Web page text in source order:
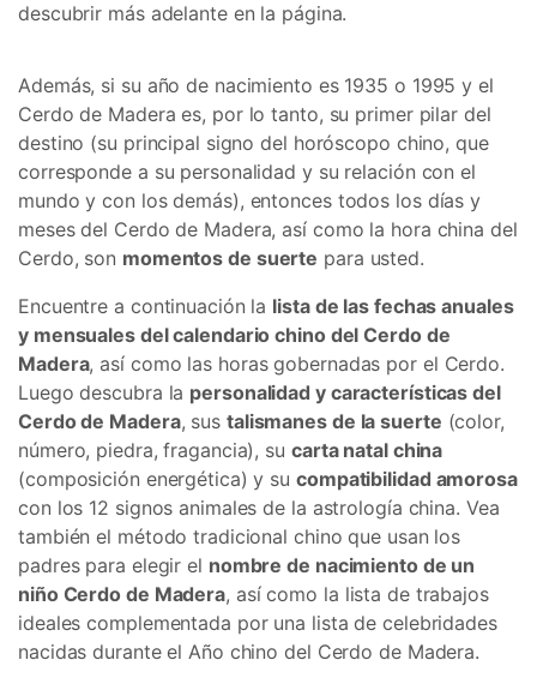
descubrir más adelante en la página.
Además, si su año de nacimiento es 1935 o 1995 y el
Cerdo de Madera es, por lo tanto, su primer pilar del
destino (su principal signo del horóscopo chino, que
corresponde a su personalidad y su relación con el
mundo y con los demás), entonces todos los días y
meses del Cerdo de Madera, así como la hora china del
Cerdo, son momentos de suerte para usted.
Encuentre a continuación la lista de las fechas anuales
y mensuales del calendario chino del Cerdo de
Madera, así como las horas gobernadas por el Cerdo.
Luego descubra la personalidad y características del
Cerdo de Madera, sus talismanes de la suerte (color,
número, piedra, fragancia), su carta natal china
(composición energética) y su compatibilidad amorosa
con los 12 signos animales de la astrología china. Vea
también el método tradicional chino que usan los
padres para elegir el nombre de nacimiento de un
niño Cerdo de Madera, así como la lista de trabajos
ideales complementada por una lista de celebridades
nacidas durante el Año chino del Cerdo de Madera.